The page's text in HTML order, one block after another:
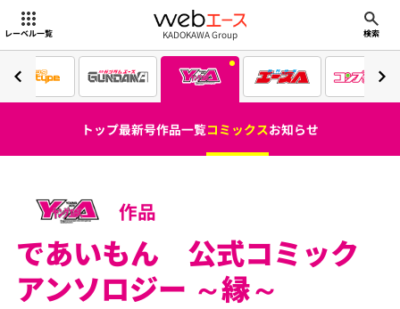
レーベル一覧 webエース
KADOKAWA Group 検索
トップ最新号作品一覧コミックスお知らせ
作品
であいもん 公式コミック
アンソロジー ～縁～